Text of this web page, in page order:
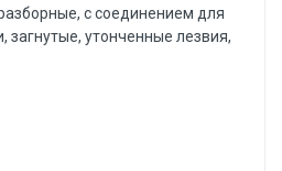
с соединением для
загнутые, утонченные лезвия,